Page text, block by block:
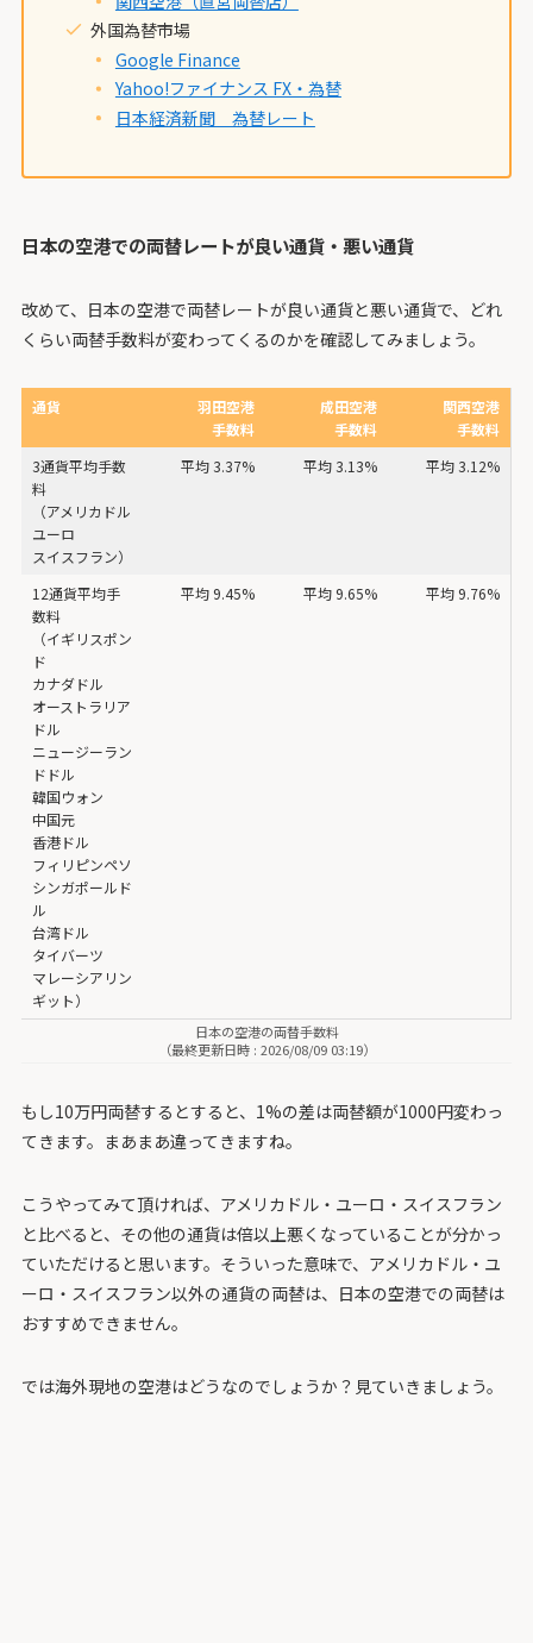
外国為替市場
Google Finance
Yahoo!ファイナンス FX・為替
日本経済新聞 為替レート
日本の空港での両替レートが良い通貨・悪い通貨
改めて、日本の空港で両替レートが良い通貨と悪い通貨で、どれ
くらい両替手数料が変わってくるのかを確認してみましょう。
通貨
羽田空港
手数料
成田空港
手数料
関西空港
手数料
3通貨平均手数
料
（アメリカドル
ユーロ
スイスフラン）
平均 3.37% 平均 3.13% 平均 3.12%
12通貨平均手
数料
（イギリスポン
ド
カナダドル
オーストラリア
ドル
ニュージーラン
ドドル
韓国ウォン
中国元
香港ドル
フィリピンペソ
シンガポールド
ル
台湾ドル
タイバーツ
マレーシアリン
ギット）
平均 9.45% 平均 9.65% 平均 9.76%
日本の空港の両替手数料
（最終更新日時 : 2026/08/09 03:19）
もし10万円両替するとすると、1%の差は両替額が1000円変わっ
てきます。まあまあ違ってきますね。
こうやってみて頂ければ、アメリカドル・ユーロ・スイスフラン
と比べると、その他の通貨は倍以上悪くなっていることが分かっ
ていただけると思います。そういった意味で、アメリカドル・ユ
ーロ・スイスフラン以外の通貨の両替は、日本の空港での両替は
おすすめできません。
では海外現地の空港はどうなのでしょうか？見ていきましょう。